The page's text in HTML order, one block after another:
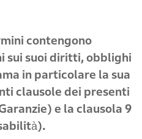
contengono
sui suoi diritti, obblighi
in particolare la sua
clausole dei presenti
e la clausola 9